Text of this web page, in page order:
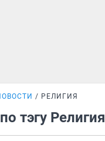
РЕЛИГИЯ
тэгу Религия